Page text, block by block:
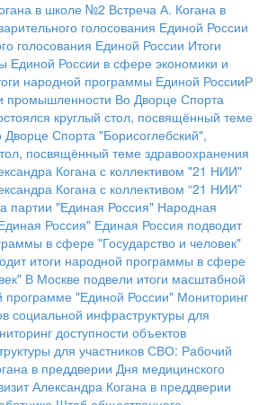
в школе №2 Встреча А. Когана в
голосования Единой России
голосования Единой России Итоги
Единой России в сфере экономики и
народной программы Единой РоссииР
промышленности Во Дворце Спорта
круглый стол, посвящённый теме
Дворце Спорта "Борисоглебский",
посвящённый теме здравоохранения
Когана с коллективом "21 НИИ"
Когана с коллективом “21 НИИ”
партии "Единая Россия" Народная
Россия" Единая Россия подводит
в сфере "Государство и человек"
итоги народной программы в сфере
В Москве подвели итоги масштабной
"Единой России" Мониторинг
социальной инфраструктуры для
доступности объектов
для участников СВО: Рабочий
в преддверии Дня медицинского
Александра Когана в преддверии